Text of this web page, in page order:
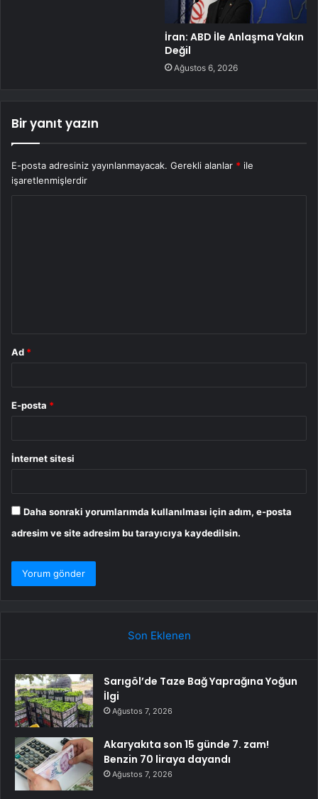
İran: ABD İle Anlaşma Yakın
Değil
Ağustos 6, 2026
Bir yanıt yazın
E-posta adresiniz yayınlanmayacak. Gerekli alanlar * ile
işaretlenmişlerdir
Ad *
E-posta *
İnternet sitesi
Daha sonraki yorumlarımda kullanılması için adım, e-posta
adresim ve site adresim bu tarayıcıya kaydedilsin.
Son Eklenen
Sarıgöl’de Taze Bağ Yaprağına Yoğun
İlgi
Ağustos 7, 2026
Akaryakıta son 15 günde 7. zam!
Benzin 70 liraya dayandı
Ağustos 7, 2026